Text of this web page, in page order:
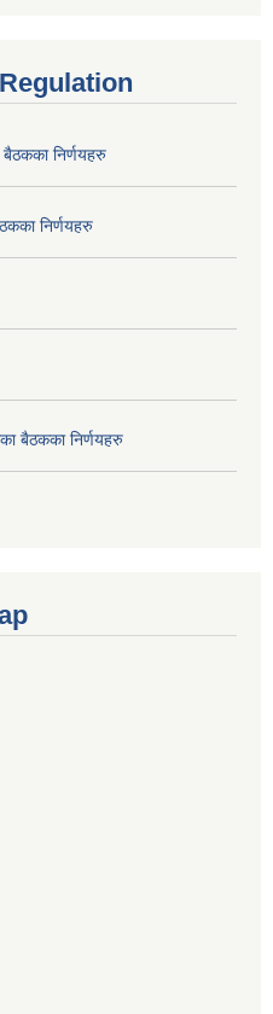
बैठकका निर्णयहरु
निर्णयहरु
बैठकका निर्णयहरु